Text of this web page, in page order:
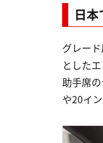
日
グレー
とした
助手席
や20イ